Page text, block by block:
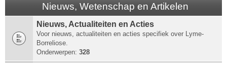
Nieuws, Wetenschap en Artikelen
Nieuws, Actualiteiten en Acties
Voor nieuws, actualiteiten en acties specifiek over Lyme-
Borreliose.
Onderwerpen: 328